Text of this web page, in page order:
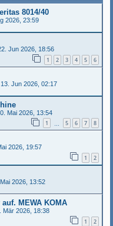
8014/40
2026, 23:59
Jun 2026, 18:56
1 2 3 4 5 6
Jun 2026, 02:17
Mai 2026, 13:54
1 5 6 7 8
2026, 19:57
1 2
2026, 13:52
MEWA KOMA
Mär 2026, 18:38
1 2